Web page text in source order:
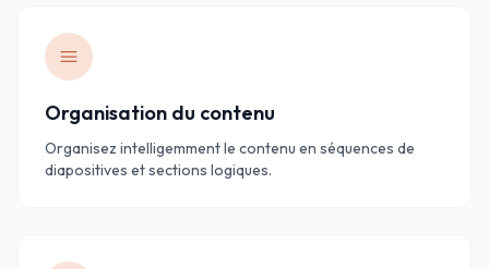
Organisation du contenu
Organisez intelligemment le contenu en séquences de
diapositives et sections logiques.